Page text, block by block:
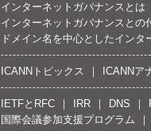
インターネットガバナンスとは
インターネットガバナンスとの
ドメイン名を中心としたインタ
ICANNトピックス ICANNア
IETFとRFC IRR DNS
国際会議参加支援プログラム